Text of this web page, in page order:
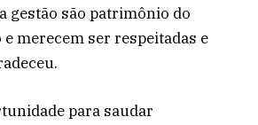
gestão são patrimônio do
merecem ser respeitadas e
para saudar